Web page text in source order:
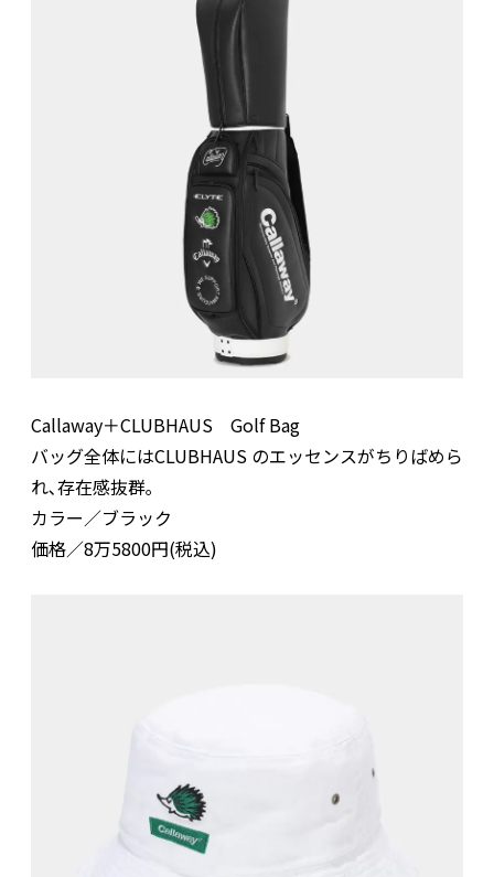
Callaway＋CLUBHAUS Golf Bag
バッグ全体にはCLUBHAUS のエッセンスがちりばめら
れ､存在感抜群｡
カラー／ブラック
価格／8万5800円(税込)